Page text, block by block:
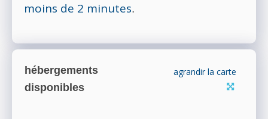
moins de 2 minutes.
hébergements
disponibles
agrandir la carte